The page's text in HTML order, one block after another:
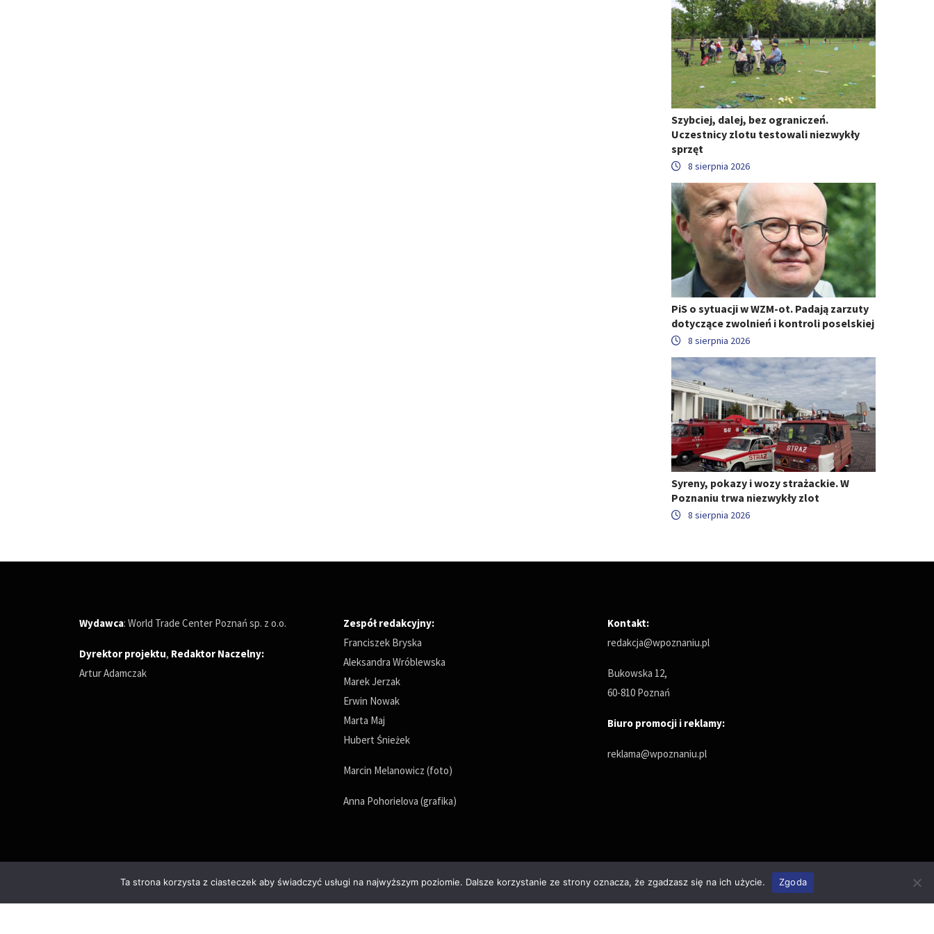
Szybciej, dalej, bez ograniczeń.
Uczestnicy zlotu testowali niezwykły
sprzęt
8 sierpnia 2026
PiS o sytuacji w WZM-ot. Padają zarzuty
dotyczące zwolnień i kontroli poselskiej
8 sierpnia 2026
Syreny, pokazy i wozy strażackie. W
Poznaniu trwa niezwykły zlot
8 sierpnia 2026
Wydawca: World Trade Center Poznań sp. z o.o.
Dyrektor projektu, Redaktor Naczelny:
Artur Adamczak
Zespół redakcyjny:
Franciszek Bryska
Aleksandra Wróblewska
Marek Jerzak
Erwin Nowak
Marta Maj
Hubert Śnieżek
Marcin Melanowicz (foto)
Anna Pohorielova (grafika)
Kontakt:
redakcja@wpoznaniu.pl
Bukowska 12,
60-810 Poznań
Biuro promocji i reklamy:
reklama@wpoznaniu.pl
Ta strona korzysta z ciasteczek aby świadczyć usługi na najwyższym poziomie. Dalsze korzystanie ze strony oznacza, że zgadzasz się na ich użycie. Zgoda